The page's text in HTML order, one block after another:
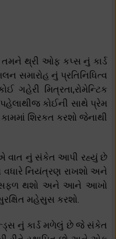
તમને થ્રી ઓફ કપ્સ નું કાર્ડ
સમારોહ નું પ્રતિનિધિત્વ
ગહેરી મિત્રતા,રોમેન્ટિક
કોઈની સાથે પ્રેમ
શિરકત કરશો જેનાથી
એ વાત નું સંકેત આપી રહ્યું છે
વધારે નિયંત્રણ રાખશો અને
સફળ થશો અને આને આખો
મહેસુસ કરશો.
નું કાર્ડ મળેલું છે જે સંકેત